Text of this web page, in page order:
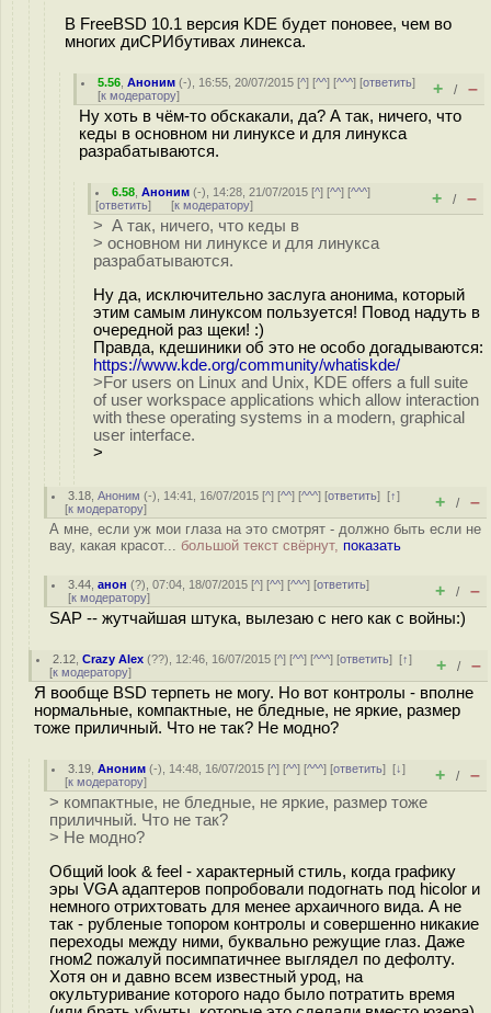
В FreeBSD 10.1 версия KDE будет поновее, чем во
многих диСРИбутивах линекса.
5.56 ,Аноним (-), 16:55, 20/07/2015 [^] [^^] [^^^] [ответить]
[к модератору] + / –
Ну хоть в чём-то обскакали, да? А так, ничего, что
кеды в основном ни линуксе и для линукса
разрабатываются.
6.58 ,Аноним (-), 14:28, 21/07/2015 [^] [^^] [^^^]
[ответить] [к модератору] + / –
> А так, ничего, что кеды в
> основном ни линуксе и для линукса
разрабатываются.
Ну да, исключительно заслуга анонима, который
этим самым линуксом пользуется! Повод надуть в
очередной раз щеки! :)
Правда, кдешиники об это не особо догадываются:
https://www.kde.org/community/whatiskde/
>For users on Linux and Unix, KDE offers a full suite
of user workspace applications which allow interaction
with these operating systems in a modern, graphical
user interface.
>
3.18 ,Аноним (-), 14:41, 16/07/2015 [^] [^^] [^^^] [ответить][↑]
[к модератору] + / –
А мне, если уж мои глаза на это смотрят - должно быть если не
вау, какая красот... большой текст свёрнут, показать
3.44 ,анон (?), 07:04, 18/07/2015 [^] [^^] [^^^] [ответить]
[к модератору] + / –
SAP -- жутчайшая штука, вылезаю с него как с войны:)
2.12 ,Crazy Alex (??), 12:46, 16/07/2015 [^] [^^] [^^^] [ответить][↑]
[к модератору] + / –
Я вообще BSD терпеть не могу. Но вот контролы - вполне
нормальные, компактные, не бледные, не яркие, размер
тоже приличный. Что не так? Не модно?
3.19 ,Аноним (-), 14:48, 16/07/2015 [^] [^^] [^^^] [ответить][↓]
[к модератору] + / –
> компактные, не бледные, не яркие, размер тоже
приличный. Что не так?
> Не модно?
Общий look & feel - характерный стиль, когда графику
эры VGA адаптеров попробовали подогнать под hicolor и
немного отрихтовать для менее архаичного вида. А не
так - рубленые топором контролы и совершенно никакие
переходы между ними, буквально режущие глаз. Даже
гном2 пожалуй посимпатичнее выглядел по дефолту.
Хотя он и давно всем известный урод, на
окультуривание которого надо было потратить время